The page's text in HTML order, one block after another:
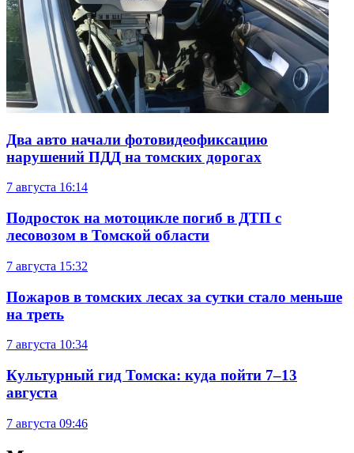
Два авто начали фотовидеофиксацию
нарушений ПДД на томских дорогах
7 августа 16:14
Подросток на мотоцикле погиб в ДТП с
лесовозом в Томской области
7 августа 15:32
Пожаров в томских лесах за сутки стало меньше
на треть
7 августа 10:34
Культурный гид Томска: куда пойти 7–13
августа
7 августа 09:46